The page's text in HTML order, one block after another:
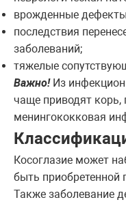
врожденные
последствия
заболеваний;
тяжелые
Важно!Из
чаще приводят корь,
менингококковая
Косоглазие может
быть приобретенной
Также заболевание